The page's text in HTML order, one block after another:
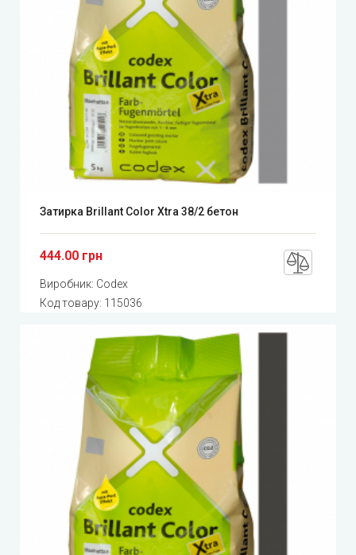
Затирка Brillant Color Xtra 38/2 бетон
444.00 грн
Виробник: Codex
Код товару: 115036